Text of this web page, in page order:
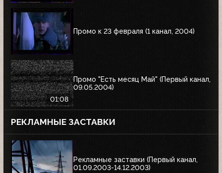
Промо к 23 февраля (1 канал, 2004)
01:08
Промо "Есть месяц Май" (Первый канал,
09.05.2004)
РЕКЛАМНЫЕ ЗАСТАВКИ
Рекламные заставки (Первый канал,
01.09.2003-14.12.2003)